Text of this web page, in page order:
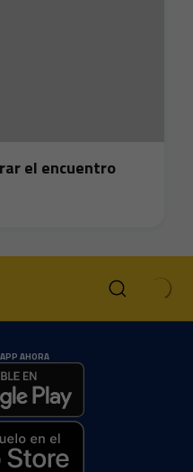
el encuentro
AHORA